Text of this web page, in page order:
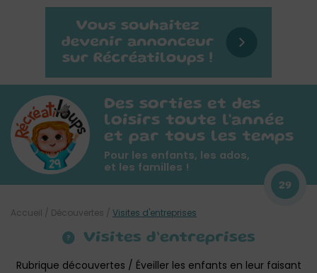
Des sorties et des
loisirs toute l'année
et par tous les temps
Pour les enfants, les ados,
et les familles !
29
Visites d’entreprises
Rubrique découvertes / Éveiller les enfants en leur faisant
Accueil / Découvertes / Visites d'entreprises